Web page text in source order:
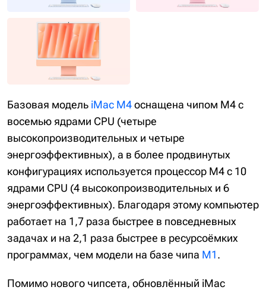
Базовая модель iMac M4оснащена чипом M4 с
восемью ядрами CPU (четыре
высокопроизводительных и четыре
энергоэффективных), а в более продвинутых
конфигурациях используется процессор M4 с 10
ядрами CPU (4 высокопроизводительных и 6
энергоэффективных). Благодаря этому компьютер
работает на 1,7 раза быстрее в повседневных
задачах и на 2,1 раза быстрее в ресурсоёмких
программах, чем модели на базе чипа M1.
Помимо нового чипсета, обновлённый iMac